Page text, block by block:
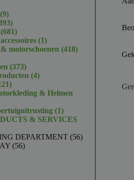
99
producten
893
producten
681681
producten
11
product
motorschoenen 418418
373373
producten
44
1121
producten& Helmen
11
product
& SERVICES
DEPARTMENT 5656
5656